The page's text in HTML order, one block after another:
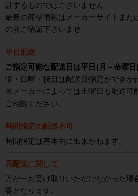
証するものではございません。
最新の商品情報はメーカーサイトまた
の前ご確認下さいませ。
平日配送
ご指定可能な配送日は平日(月～金曜日)
曜・日曜・祝日は配送日指定ができか
※メーカーによっては土曜日も配送可
ご相談ください。
時間指定の配送不可
時間指定は基本的に出来かねます。
再配送に関して
万が一お受け取りいただけなかった場
要となります。